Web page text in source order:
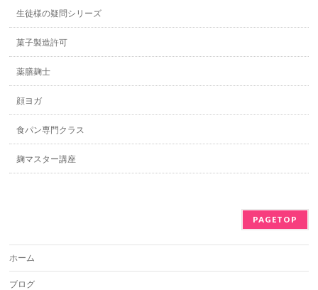
生徒様の疑問シリーズ
菓子製造許可
薬膳麹士
顔ヨガ
食パン専門クラス
麹マスター講座
PAGETOP
ホーム
ブログ